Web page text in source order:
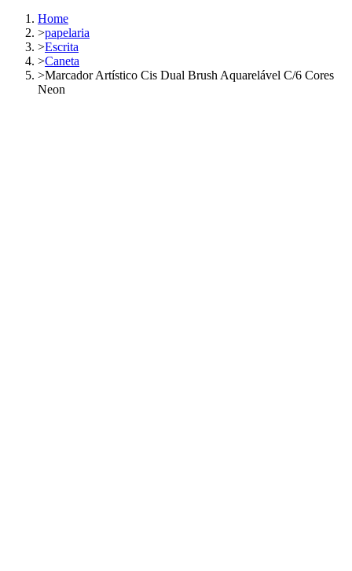
Home
>papelaria
>Escrita
>Caneta
>Marcador Artístico Cis Dual Brush Aquarelável C/6 Cores
Neon